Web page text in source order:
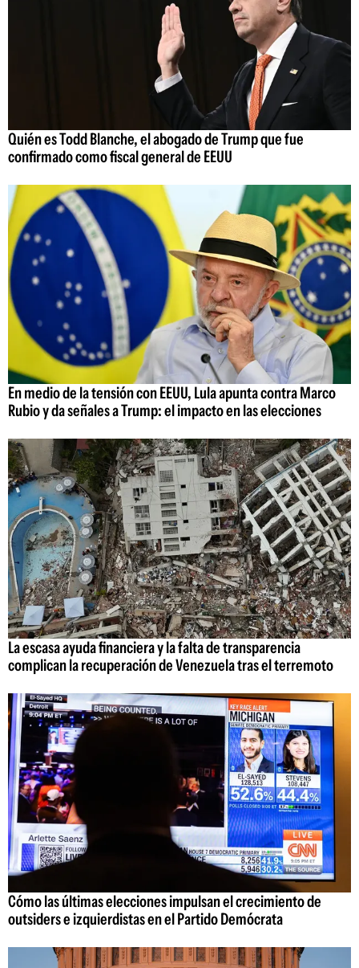
Quién es Todd Blanche, el abogado de Trump que fue
confirmado como fiscal general de EEUU
En medio de la tensión con EEUU, Lula apunta contra Marco
Rubio y da señales a Trump: el impacto en las elecciones
La escasa ayuda financiera y la falta de transparencia
complican la recuperación de Venezuela tras el terremoto
Cómo las últimas elecciones impulsan el crecimiento de
outsiders e izquierdistas en el Partido Demócrata